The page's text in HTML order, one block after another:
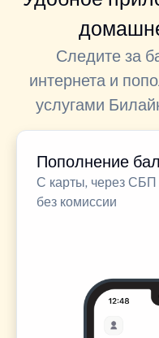
Следите за
интернета и
услугами
Пополнение
С карты, через
без комиссии